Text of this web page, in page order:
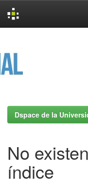
Dspace de la
No
índice